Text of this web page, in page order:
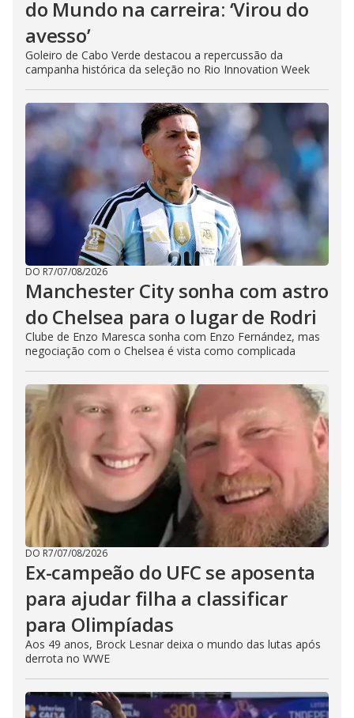
do Mundo na carreira: ‘Virou do
avesso’
Goleiro de Cabo Verde destacou a repercussão da
campanha histórica da seleção no Rio Innovation Week
DO R7/07/08/2026
Manchester City sonha com astro
do Chelsea para o lugar de Rodri
Clube de Enzo Maresca sonha com Enzo Fernández, mas
negociação com o Chelsea é vista como complicada
DO R7/07/08/2026
Ex-campeão do UFC se aposenta
para ajudar filha a classificar
para Olimpíadas
Aos 49 anos, Brock Lesnar deixa o mundo das lutas após
derrota no WWE